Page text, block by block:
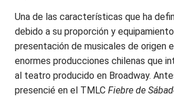
Una de las características que ha
debido a su proporción y
presentación de musicales de origen
enormes producciones chilenas que
al teatro producido en Broadway.
presencié en el TMLC Fiebre de